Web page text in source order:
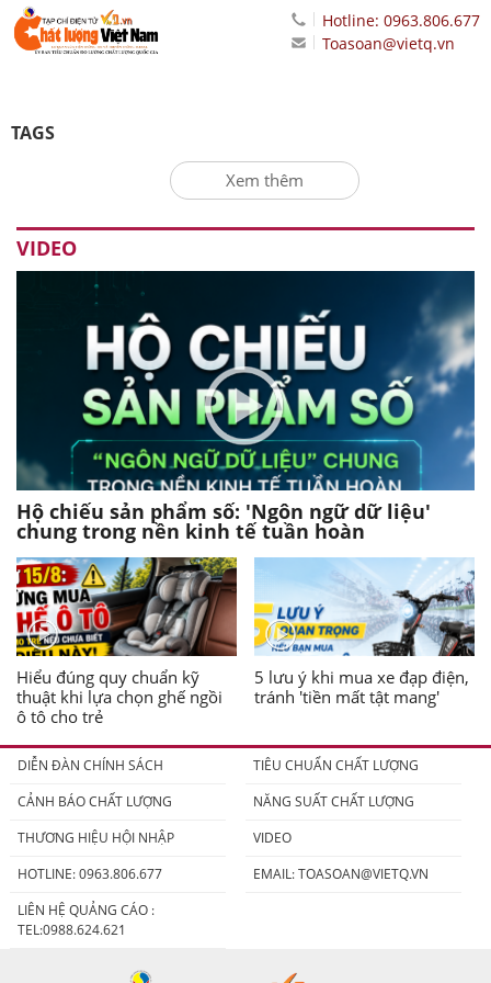
Hotline: 0963.806.677
Toasoan@vietq.vn
TAGS
Xem thêm
VIDEO
Hộ chiếu sản phẩm số: 'Ngôn ngữ dữ liệu'
chung trong nền kinh tế tuần hoàn
Hiểu đúng quy chuẩn kỹ
thuật khi lựa chọn ghế ngồi
ô tô cho trẻ
5 lưu ý khi mua xe đạp điện,
tránh 'tiền mất tật mang'
DIỄN ĐÀN CHÍNH SÁCH
TIÊU CHUẨN CHẤT LƯỢNG
CẢNH BÁO CHẤT LƯỢNG
NĂNG SUẤT CHẤT LƯỢNG
THƯƠNG HIỆU HỘI NHẬP
VIDEO
HOTLINE: 0963.806.677
EMAIL:TOASOAN@VIETQ.VN
LIÊN HỆ QUẢNG CÁO :
TEL:0988.624.621